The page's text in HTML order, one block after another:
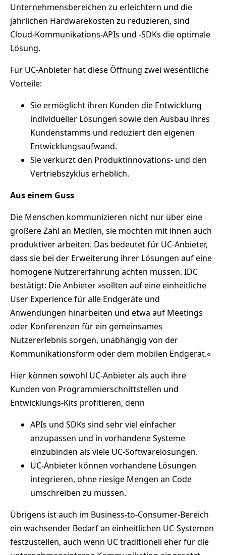
Unternehmensbereichen zu erleichtern und die
jährlichen Hardwarekosten zu reduzieren, sind
Cloud-Kommunikations-APIs und -SDKs die optimale
Lösung.
Für UC-Anbieter hat diese Öffnung zwei wesentliche
Vorteile:
Sie ermöglicht ihren Kunden die Entwicklung
individueller Lösungen sowie den Ausbau ihres
Kundenstamms und reduziert den eigenen
Entwicklungsaufwand.
Sie verkürzt den Produktinnovations- und den
Vertriebszyklus erheblich.
Aus einem Guss
Die Menschen kommunizieren nicht nur über eine
größere Zahl an Medien, sie möchten mit ihnen auch
produktiver arbeiten. Das bedeutet für UC-Anbieter,
dass sie bei der Erweiterung ihrer Lösungen auf eine
homogene Nutzererfahrung achten müssen. IDC
bestätigt: Die Anbieter »sollten auf eine einheitliche
User Experience für alle Endgeräte und
Anwendungen hinarbeiten und etwa auf Meetings
oder Konferenzen für ein gemeinsames
Nutzererlebnis sorgen, unabhängig von der
Kommunikationsform oder dem mobilen Endgerät.«
Hier können sowohl UC-Anbieter als auch ihre
Kunden von Programmierschnittstellen und
Entwicklungs-Kits profitieren, denn
APIs und SDKs sind sehr viel einfacher
anzupassen und in vorhandene Systeme
einzubinden als viele UC-Softwarelösungen.
UC-Anbieter können vorhandene Lösungen
integrieren, ohne riesige Mengen an Code
umschreiben zu müssen.
Übrigens ist auch im Business-to-Consumer-Bereich
ein wachsender Bedarf an einheitlichen UC-Systemen
festzustellen, auch wenn UC traditionell eher für die